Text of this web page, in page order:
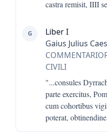
castra remisit, IIII
G
Liber I
Gaius Julius
CIVILI
"...consules
parte exercitus,
cum cohortibus
poterat, obtinendine